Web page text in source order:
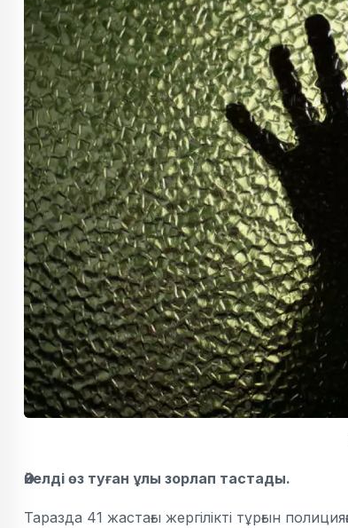
Әйелді өз туған ұлы зорлап тастады.
Таразда 41 жастағы жергілікті тұрғын